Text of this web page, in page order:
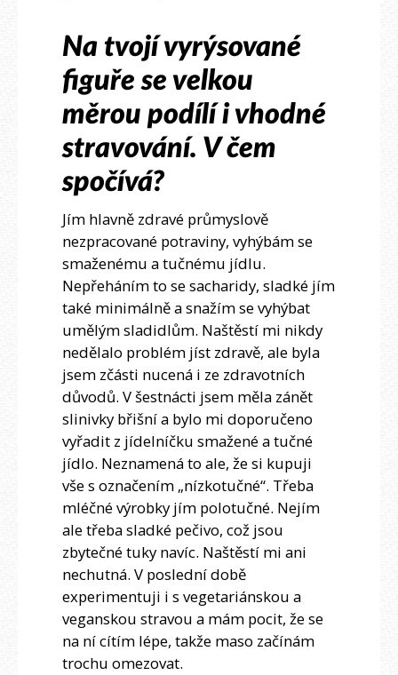
Na tvojí vyrýsované
figuře se velkou
měrou podílí i vhodné
stravování. V čem
spočívá?
Jím hlavně zdravé průmyslově
nezpracované potraviny, vyhýbám se
smaženému a tučnému jídlu.
Nepřeháním to se sacharidy, sladké jím
také minimálně a snažím se vyhýbat
umělým sladidlům. Naštěstí mi nikdy
nedělalo problém jíst zdravě, ale byla
jsem zčásti nucená i ze zdravotních
důvodů. V šestnácti jsem měla zánět
slinivky břišní a bylo mi doporučeno
vyřadit z jídelníčku smažené a tučné
jídlo. Neznamená to ale, že si kupuji
vše s označením „nízkotučné“. Třeba
mléčné výrobky jím polotučné. Nejím
ale třeba sladké pečivo, což jsou
zbytečné tuky navíc. Naštěstí mi ani
nechutná. V poslední době
experimentuji i s vegetariánskou a
veganskou stravou a mám pocit, že se
na ní cítím lépe, takže maso začínám
trochu omezovat.